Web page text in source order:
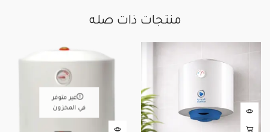
منتجات ذات صله
غير متوفر
في المخزون